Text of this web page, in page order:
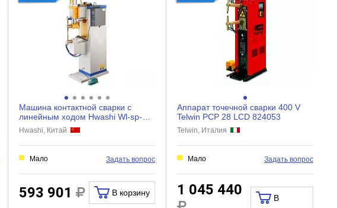
Машина контактной сварки с
линейным ходом Hwashi Wl-sp-
50k 100580905
Hwashi, Китай
Мало Задать вопрос
593 901 В корзину
Аппарат точечной сварки 400 V
Telwin PCP 28 LCD 824053
Telwin, Италия
Мало Задать вопрос
1 045 440 В